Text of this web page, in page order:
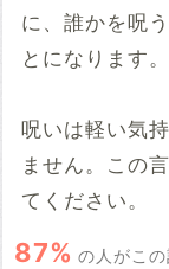
に、誰かを呪
とになります。
呪いは軽い気
ません。この
てください。
87% の人がこ